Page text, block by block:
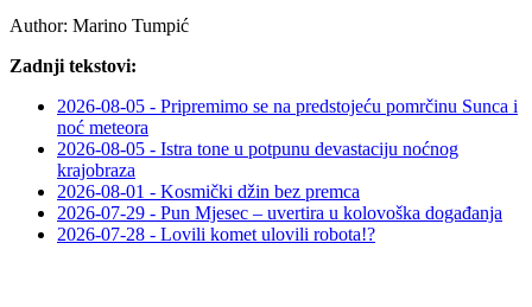
Author: Marino Tumpić
Zadnji tekstovi:
2026-08-05 - Pripremimo se na predstojeću pomrčinu Sunca i
noć meteora
2026-08-05 - Istra tone u potpunu devastaciju noćnog
krajobraza
2026-08-01 - Kosmički džin bez premca
2026-07-29 - Pun Mjesec – uvertira u kolovoška događanja
2026-07-28 - Lovili komet ulovili robota!?